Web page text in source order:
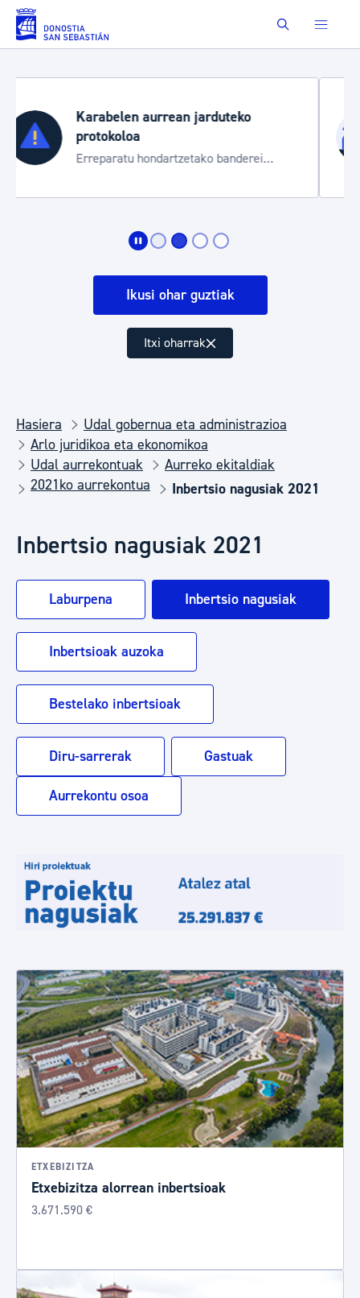
Eduki nagusira joan Buscar
Aste Nagusia 2026
Trafiko mozketak eta garraio zerbitzu
bereziak
Ikusi ohar guztiak
Itxi oharrak
Hasiera
Udal gobernua eta administrazioa
Arlo juridikoa eta ekonomikoa
Udal aurrekontuak
Aurreko ekitaldiak
2021ko aurrekontua
Inbertsio nagusiak 2021
Inbertsio nagusiak 2021
Laburpena Inbertsio nagusiak
Inbertsioak auzoka
Bestelako inbertsioak
Diru-sarrerak Gastuak
Aurrekontu osoa
ETXEBIZITZA
Etxebizitza alorrean inbertsioak
3.671.590 €